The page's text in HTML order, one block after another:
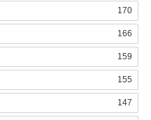
170
166
159
155
147